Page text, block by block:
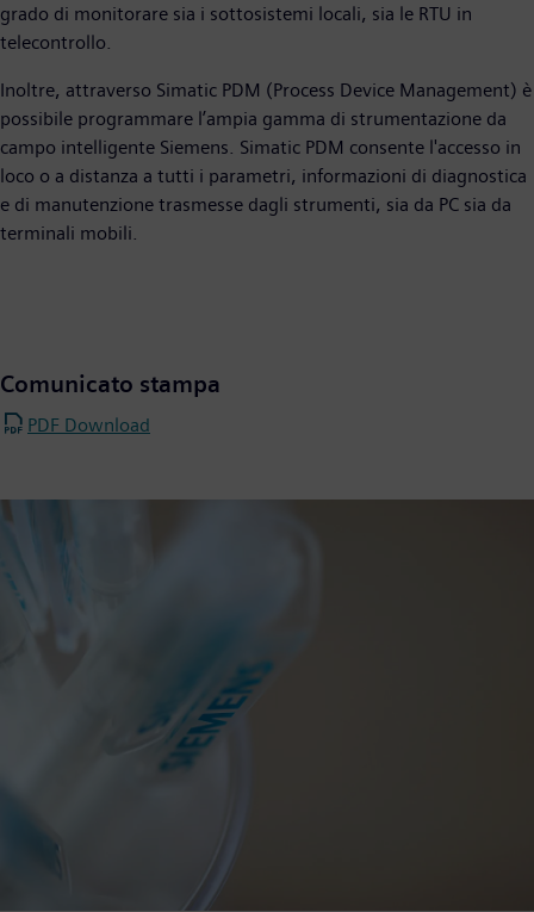
grado di monitorare sia i sottosistemi locali, sia le RTU in
telecontrollo.
Inoltre, attraverso Simatic PDM (Process Device Management) è
possibile programmare l’ampia gamma di strumentazione da
campo intelligente Siemens. Simatic PDM consente l'accesso in
loco o a distanza a tutti i parametri, informazioni di diagnostica
e di manutenzione trasmesse dagli strumenti, sia da PC sia da
terminali mobili.
Comunicato stampa
PDF Download